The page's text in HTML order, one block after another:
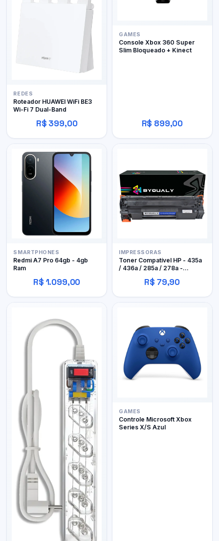
REDES
Roteador HUAWEI WiFi BE3
Wi-Fi 7 Dual-Band
R$ 399,00
GAMES
Console Xbox 360 Super
Slim Bloqueado + Kinect
R$ 899,00
SMARTPHONES
Redmi A7 Pro 64gb - 4gb
Ram
R$ 1.099,00
IMPRESSORAS
Toner Compatível HP - 435a
/ 436a / 285a / 278a -
R$ 79,90
GAMES
Controle Microsoft Xbox
Series X/S Azul